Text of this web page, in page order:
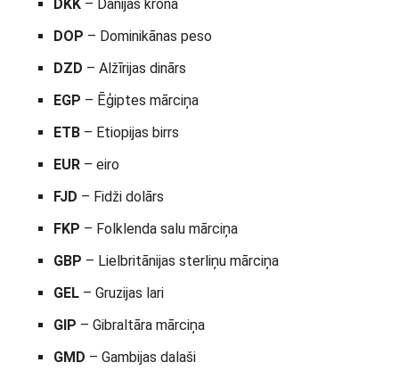
DKK – Dānijas krona
DOP – Dominikānas peso
DZD – Alžīrijas dinārs
EGP – Ēģiptes mārciņa
ETB – Etiopijas birrs
EUR – eiro
FJD – Fidži dolārs
FKP – Folklenda salu mārciņa
GBP – Lielbritānijas sterliņu mārciņa
GEL – Gruzijas lari
GIP – Gibraltāra mārciņa
GMD – Gambijas dalaši